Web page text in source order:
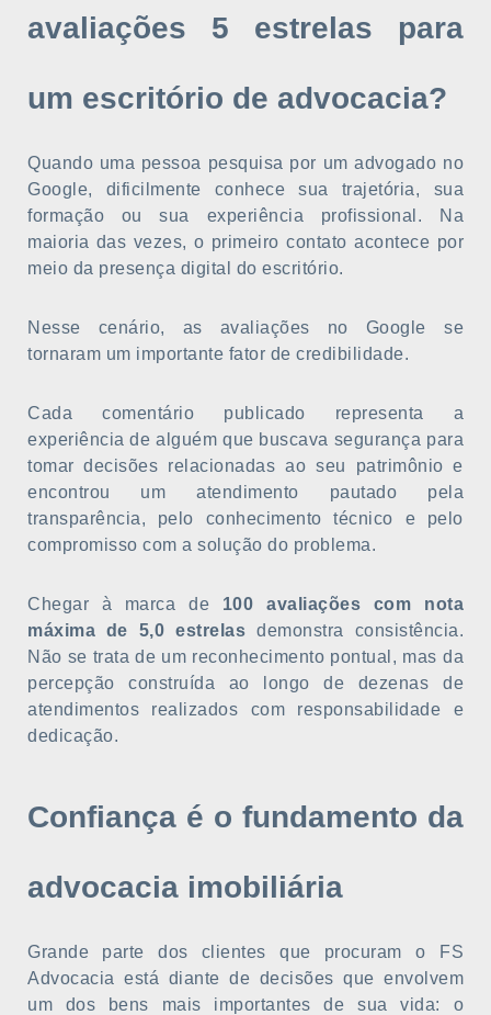
avaliações 5 estrelas para
um escritório de advocacia?
Quando uma pessoa pesquisa por um advogado no
Google, dificilmente conhece sua trajetória, sua
formação ou sua experiência profissional. Na
maioria das vezes, o primeiro contato acontece por
meio da presença digital do escritório.
Nesse cenário, as avaliações no Google se
tornaram um importante fator de credibilidade.
Cada comentário publicado representa a
experiência de alguém que buscava segurança para
tomar decisões relacionadas ao seu patrimônio e
encontrou um atendimento pautado pela
transparência, pelo conhecimento técnico e pelo
compromisso com a solução do problema.
Chegar à marca de 100 avaliações com nota
máxima de 5,0 estrelas demonstra consistência.
Não se trata de um reconhecimento pontual, mas da
percepção construída ao longo de dezenas de
atendimentos realizados com responsabilidade e
dedicação.
Confiança é o fundamento da
advocacia imobiliária
Grande parte dos clientes que procuram o FS
Advocacia está diante de decisões que envolvem
um dos bens mais importantes de sua vida: o